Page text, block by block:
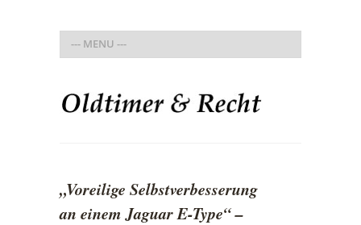
„Voreilige Selbstverbesserung
an einem Jaguar E-Type“ –